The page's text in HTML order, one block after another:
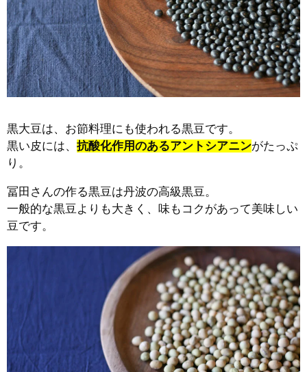
黒大豆は、お節料理にも使われる黒豆です。
黒い皮には、 抗酸化作用のあるアントシアニンがたっぷ
り。
冨田さんの作る黒豆は丹波の高級黒豆。
一般的な黒豆よりも大きく、味もコクがあって美味しい
豆です。